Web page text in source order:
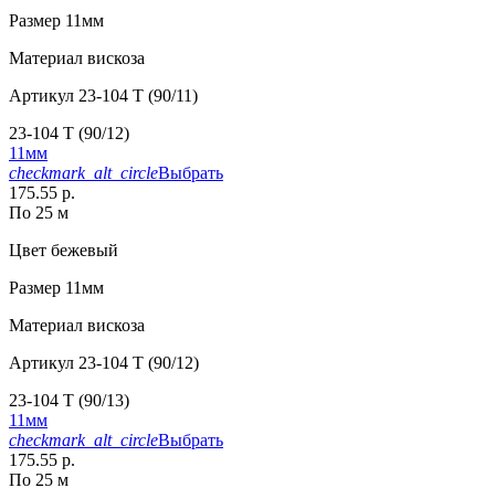
Размер 11мм
Материал вискоза
Артикул 23-104 T (90/11)
23-104 T (90/12)
11мм
checkmark_alt_circleВыбрать
175.55 р.
По 25 м
Цвет бежевый
Размер 11мм
Материал вискоза
Артикул 23-104 T (90/12)
23-104 T (90/13)
11мм
checkmark_alt_circleВыбрать
175.55 р.
По 25 м